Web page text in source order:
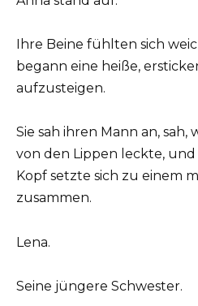
Ihre Beine fühlten sich
begann eine heiße,
aufzusteigen.
Sie sah ihren Mann an, sah,
von den Lippen leckte,
Kopf setzte sich zu einem
zusammen.
Lena.
Seine jüngere Schwester.